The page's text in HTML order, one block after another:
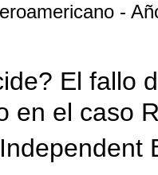
-
El fallo
en el caso